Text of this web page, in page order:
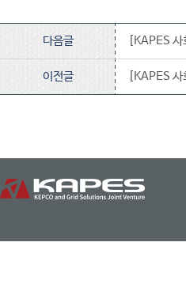
다음글 [KAPES
이전글 [KAPES